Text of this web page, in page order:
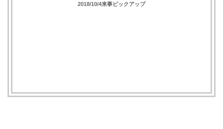
2018/10/4来事ピックアップ